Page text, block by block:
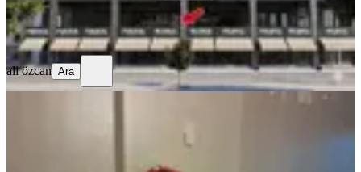
ali özcan
Ara
ali özcan Ara
İstanbul, Avcılar